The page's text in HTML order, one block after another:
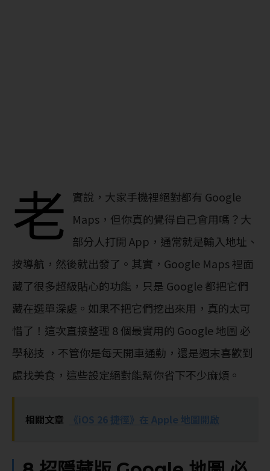
老 實說，大家手機裡絕對都有 Google
Maps，但你真的覺得自己會用嗎？大
部分人打開 App，通常就是輸入地址、
按導航，然後就出發了。其實，Google Maps 裡面
藏了很多超級貼心的功能，只是 Google 都把它們
藏在選單深處。如果不把它們挖出來用，真的太可
惜了！這次直接整理 8 個最實用的 Google 地圖 必
學秘技 ，不管你是每天開車通勤，還是週末喜歡到
處找美食，這些設定絕對能幫你省下不少麻煩。
相關文章 《iOS 26 捷徑》在 Apple 地圖開啟